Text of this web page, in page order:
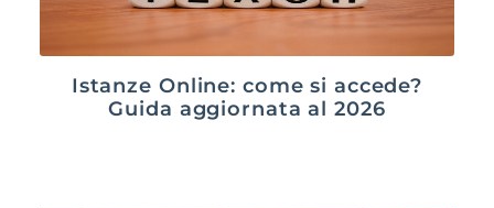
Istanze Online: come si accede?
Guida aggiornata al 2026